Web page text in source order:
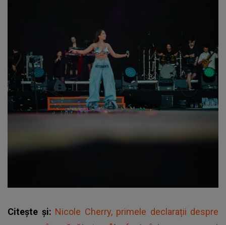
Citește și: Nicole Cherry, primele declarații despre